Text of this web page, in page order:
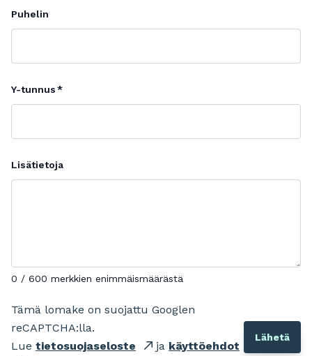
Puhelin
Y-tunnus
Lisätietoja
0 / 600 merkkien enimmäismäärästä
Tämä lomake on suojattu Googlen
reCAPTCHA:lla.
Lue tietosuojaseloste ja käyttöehdot